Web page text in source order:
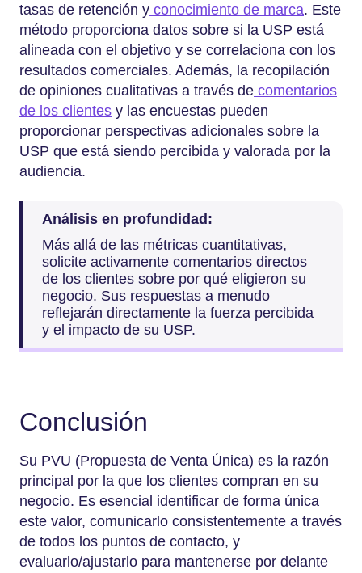
tasas de retención y conocimiento de marca. Este
método proporciona datos sobre si la USP está
alineada con el objetivo y se correlaciona con los
resultados comerciales. Además, la recopilación
de opiniones cualitativas a través de comentarios
de los clientes y las encuestas pueden
proporcionar perspectivas adicionales sobre la
USP que está siendo percibida y valorada por la
audiencia.
Análisis en profundidad:
Más allá de las métricas cuantitativas,
solicite activamente comentarios directos
de los clientes sobre por qué eligieron su
negocio. Sus respuestas a menudo
reflejarán directamente la fuerza percibida
y el impacto de su USP.
Conclusión
Su PVU (Propuesta de Venta Única) es la razón
principal por la que los clientes compran en su
negocio. Es esencial identificar de forma única
este valor, comunicarlo consistentemente a través
de todos los puntos de contacto, y
evaluarlo/ajustarlo para mantenerse por delante